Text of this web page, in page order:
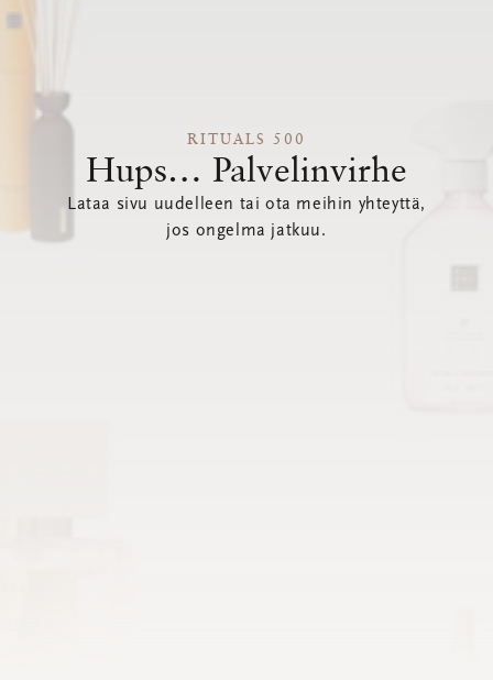
RITUALS 500
Hups… Palvelinvirhe
Lataa sivu uudelleen tai ota meihin yhteyttä,
jos ongelma jatkuu.